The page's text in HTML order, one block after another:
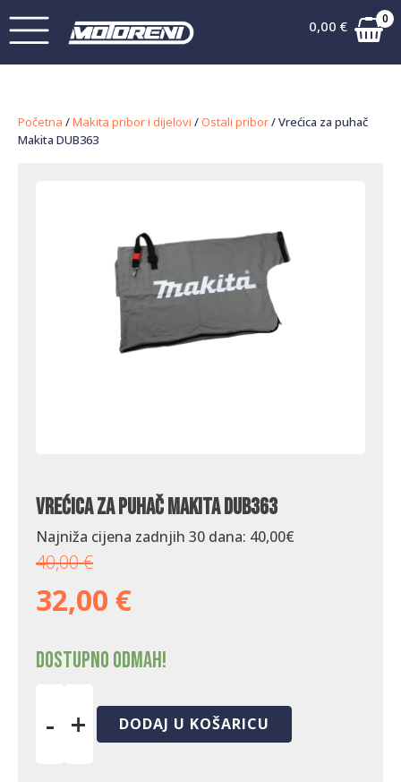
0,00 € 0
Početna /Makita pribor i dijelovi / Ostali pribor/ Vrećica za puhač
Makita DUB363
Vrećica za puhač Makita DUB363
Najniža cijena zadnjih 30 dana: 40,00€
40,00€
32,00 €
Dostupno odmah!
- + DODAJ U KOŠARICU